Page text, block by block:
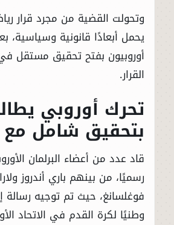
وتحولت القضية من مجرد قرار
يحمل أبعادًا قانونية وسياسية،
أوروبيون بفتح تحقيق مستقل
القرار.
تحرك أوروبي
بتحقيق شامل مع
قاد عدد من أعضاء البرلمان
رسميًا، من بينهم باري أندروز
وطنيًا لكرة القدم في الاتحاد